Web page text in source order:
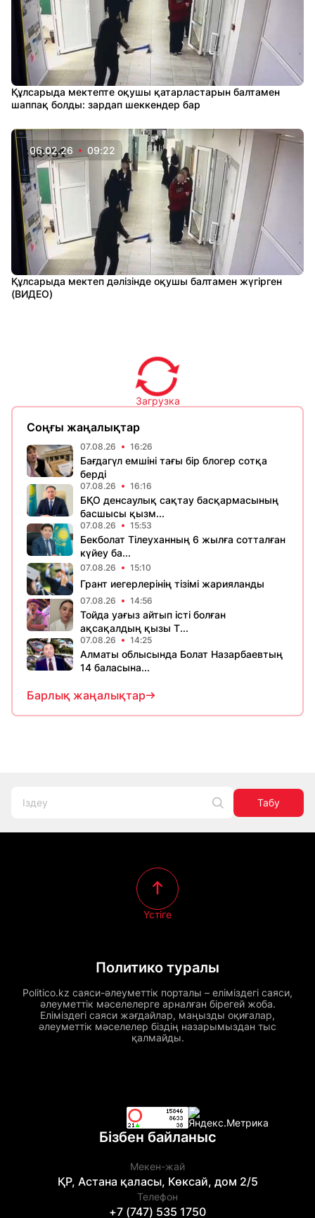
Құлсарыда мектепте оқушы қатарластарын балтамен
шаппақ болды: зардап шеккендер бар
06.02.26 09:22
Құлсарыда мектеп дәлізінде оқушы балтамен жүгірген
(ВИДЕО)
Загрузка
Соңғы жаңалықтар
07.08.26 16:26
Бағдагүл емшіні тағы бір блогер сотқа
берді
07.08.26 16:16
БҚО денсаулық сақтау басқармасының
басшысы қызм...
07.08.26 15:53
Бекболат Тілеуханның 6 жылға сотталған
күйеу ба...
07.08.26 15:10
Грант иегерлерінің тізімі жарияланды
07.08.26 14:56
Тойда уағыз айтып істі болған
ақсақалдың қызы Т...
07.08.26 14:25
Алматы облысында Болат Назарбаевтың
14 баласына...
Барлық жаңалықтар
Табу
Политико туралы
Politico.kz саяси-әлеуметтік порталы – еліміздегі саяси,
әлеуметтік мәселелерге арналған бірегей жоба.
Еліміздегі саяси жағдайлар, маңызды оқиғалар,
әлеуметтік мәселелер біздің назарымыздан тыс
қалмайды.
Үстіге
Бізбен байланыс
Мекен-жай
ҚР, Астана қаласы, Көксай, дом 2/5
Телефон
+7 (747) 535 1750